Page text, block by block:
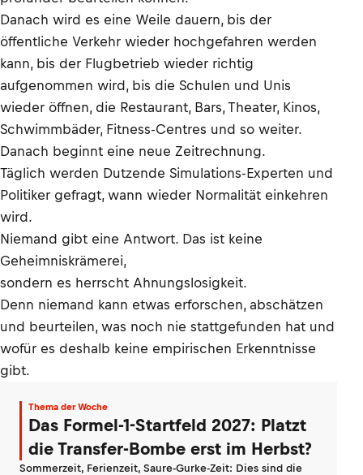
Danach wird es eine Weile dauern, bis der
öffentliche Verkehr wieder hochgefahren werden
kann, bis der Flugbetrieb wieder richtig
aufgenommen wird, bis die Schulen und Unis
wieder öffnen, die Restaurant, Bars, Theater, Kinos,
Schwimmbäder, Fitness-Centres und so weiter.
Danach beginnt eine neue Zeitrechnung.
Täglich werden Dutzende Simulations-Experten und
Politiker gefragt, wann wieder Normalität einkehren
wird.
Niemand gibt eine Antwort. Das ist keine
Geheimniskrämerei,
sondern es herrscht Ahnungslosigkeit.
Denn niemand kann etwas erforschen, abschätzen
und beurteilen, was noch nie stattgefunden hat und
wofür es deshalb keine empirischen Erkenntnisse
gibt.
Thema der Woche
Das Formel-1-Startfeld 2027: Platzt
die Transfer-Bombe erst im Herbst?
Sommerzeit, Ferienzeit, Saure-Gurke-Zeit: Dies sind die